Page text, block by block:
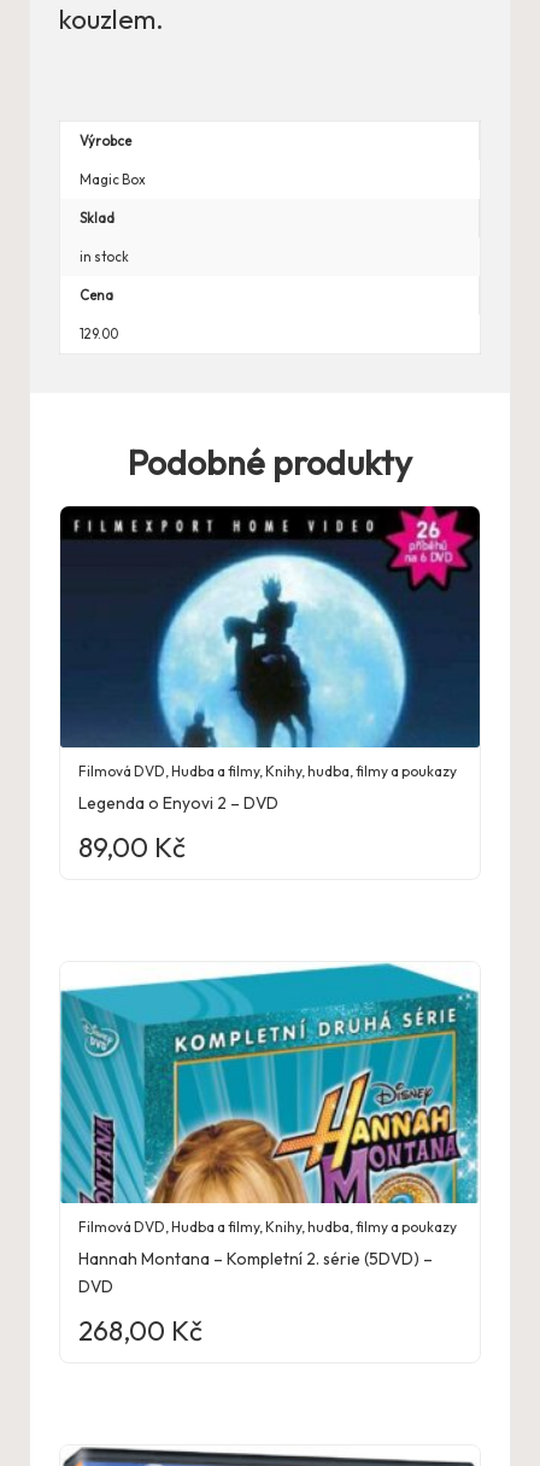
kouzlem.
Výrobce
Magic Box
Sklad
in stock
Cena
129.00
Podobné produkty
Filmová DVD,Hudba a filmy,Knihy, hudba, filmy a poukazy
Legenda o Enyovi 2 – DVD
89,00 Kč
Filmová DVD,Hudba a filmy,Knihy, hudba, filmy a poukazy
Hannah Montana – Kompletní 2. série (5DVD) –
DVD
268,00 Kč